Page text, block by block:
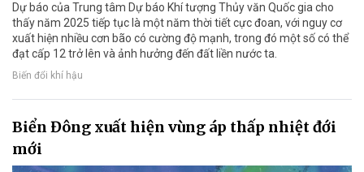
Dự báo của Trung tâm Dự báo Khí tượng Thủy văn Quốc gia cho
thấy năm 2025 tiếp tục là một năm thời tiết cực đoan, với nguy cơ
xuất hiện nhiều cơn bão có cường độ mạnh, trong đó một số có thể
đạt cấp 12 trở lên và ảnh hưởng đến đất liền nước ta.
Biến đổi khí hậu
Biển Đông xuất hiện vùng áp thấp nhiệt đới
mới